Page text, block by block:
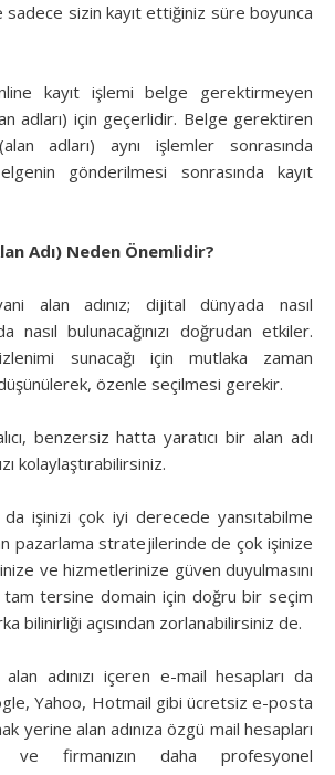
sizin kayıt ettiğiniz süre boyunca
kayıt işlemi belge gerektirmeyen
adları) için geçerlidir. Belge gerektiren
adları) aynı işlemler sonrasında
gönderilmesi sonrasında kayıt
Adı) Neden Önemlidir?
alan adınız; dijital dünyada nasıl
nasıl bulunacağınızı doğrudan etkiler.
sunacağı için mutlaka zaman
özenle seçilmesi gerekir.
benzersiz hatta yaratıcı bir alan adı
kolaylaştırabilirsiniz.
işinizi çok iyi derecede yansıtabilme
pazarlama stratejilerinde de çok işinize
ve hizmetlerinize güven duyulmasını
tam tersine domain için doğru bir seçim
bilinirliği açısından zorlanabilirsiniz de.
adınızı içeren e-mail hesapları da
Yahoo, Hotmail gibi ücretsiz e-posta
yerine alan adınıza özgü mail hesapları
ve firmanızın daha profesyonel